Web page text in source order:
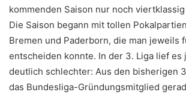
kommenden Saison nur noch
Die Saison begann mit tollen
Bremen und Paderborn, die man jeweils
entscheiden konnte. In der 3. Liga lief es
deutlich schlechter: Aus den bisherigen
das Bundesliga-Gründungsmitglied